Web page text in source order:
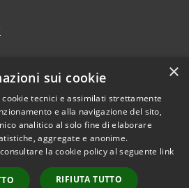
Copyright © 2026 • Comune di
Municipium• Accesso
×
sui cookie
tecnici e assimilati strettamente
e alla navigazione del sito,
analitico al solo fine di elaborare
aggregate e anonime.
la cookie policy al seguente link
RIFIUTA TUTTO